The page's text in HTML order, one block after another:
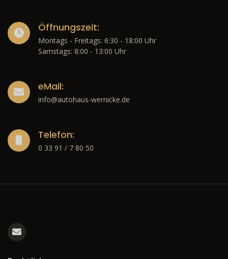
Öffnungszeit:
Montags - Freitags: 6:30 - 18:00 Uhr
Samstags: 8:00 - 13:00 Uhr
eMail:
info@autohaus-wernicke.de
Telefon:
0 33 91 / 7 80 50